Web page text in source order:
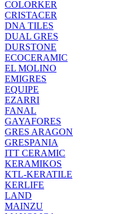
COLORKER
CRISTACER
DNA TILES
DUAL GRES
DURSTONE
ECOCERAMIC
EL MOLINO
EMIGRES
EQUIPE
EZARRI
FANAL
GAYAFORES
GRES ARAGON
GRESPANIA
ITT CERAMIC
KERAMIKOS
KTL-KERATILE
KERLIFE
LAND
MAINZU